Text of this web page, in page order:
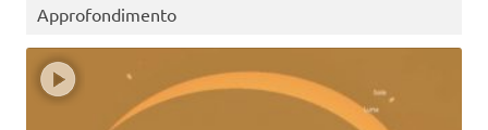
Approfondimento